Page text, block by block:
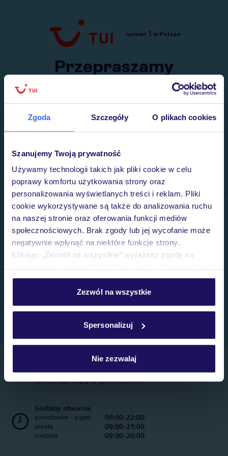
Zgoda Szczegóły O plikach cookies
Szanujemy Twoją prywatność
Używamy technologii takich jak pliki cookie w celu
poprawy komfortu użytkowania strony oraz
personalizowania wyświetlanych treści i reklam. Pliki
cookie wykorzystywane są także do analizowania ruchu
na naszej stronie oraz oferowania funkcji mediów
społecznościowych. Brak zgody lub jej wycofanie może
negatywnie wpłynąć na niektóre funkcje strony.
Klikając „Zezwól na wszystkie” wyrażasz zgodę na
personalizować swój wybór wchodząc w zakładkę
Szczegółowe informacje o plikach cookie znajdziesz
Zezwól na wszystkie
Spersonalizuj
Nie zezwalaj
Przejdź do TUI.pl
numer 1 w Polsce
Przepraszamy
Wysłaliśmy nasz serwis na krótkie wakacje.
Telefoniczne Centrum Rezerwacji
22 270 31 20
Całkowity koszt połączenia wg stawki operatora
Godziny otwarcia
poniedziałek - piątek 08:00-22:00
sobota 09:00-21:00
niedziela 09:00-20:00